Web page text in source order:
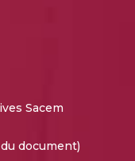
Sacem
document)